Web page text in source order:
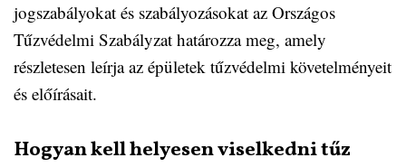
jogszabályokat és szabályozásokat az Országos
Tűzvédelmi Szabályzat határozza meg, amely
részletesen leírja az épületek tűzvédelmi követelményeit
és előírásait.
Hogyan kell helyesen viselkedni tűz